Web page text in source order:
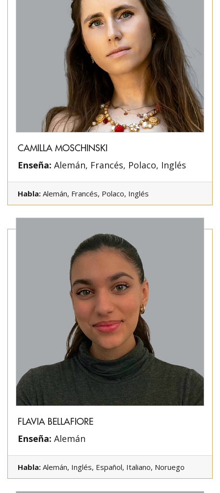
CAMILLA MOSCHINSKI
Enseña: Alemán, Francés, Polaco, Inglés
Habla: Alemán, Francés, Polaco, Inglés
FLAVIA BELLAFIORE
Enseña: Alemán
Habla: Alemán, Inglés, Español, Italiano, Noruego